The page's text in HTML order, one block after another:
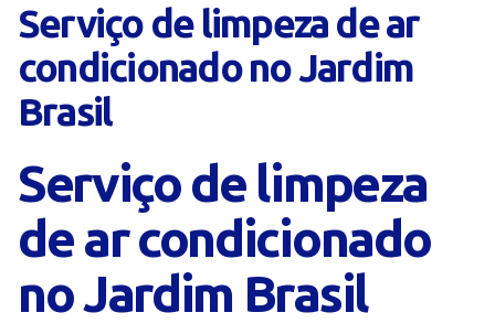
Serviço de limpeza de ar
condicionado no Jardim
Brasil
Serviço de limpeza
de ar condicionado
no Jardim Brasil